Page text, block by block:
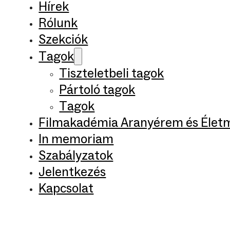
Hírek
Rólunk
Szekciók
Tagok
Tiszteletbeli tagok
Pártoló tagok
Tagok
Filmakadémia Aranyérem és
In memoriam
Szabályzatok
Jelentkezés
Kapcsolat